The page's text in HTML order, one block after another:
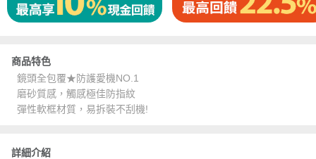
商品特色
鏡頭全包覆★防護愛機NO.1
磨砂質感，觸感極佳防指紋
彈性軟框材質，易拆裝不刮機!
詳細介紹